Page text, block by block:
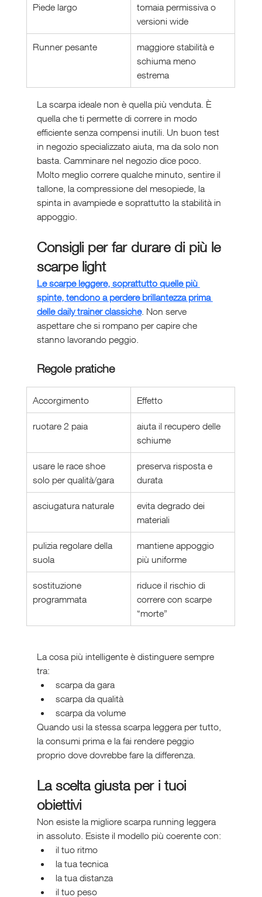
Piede largo
tomaia permissiva o
versioni wide
Runner pesante
maggiore stabilità e
schiuma meno
estrema
La scarpa ideale non è quella più venduta. È
quella che ti permette di correre in modo
efficiente senza compensi inutili. Un buon test
in negozio specializzato aiuta, ma da solo non
basta. Camminare nel negozio dice poco.
Molto meglio correre qualche minuto, sentire il
tallone, la compressione del mesopiede, la
spinta in avampiede e soprattutto la stabilità in
appoggio.
Consigli per far durare di più le
scarpe light
Le scarpe leggere, soprattutto quelle più
spinte, tendono a perdere brillantezza prima
delle daily trainer classiche. Non serve
aspettare che si rompano per capire che
stanno lavorando peggio.
Regole pratiche
Accorgimento Effetto
ruotare 2 paia
aiuta il recupero delle
schiume
usare le race shoe
solo per qualità/gara
preserva risposta e
durata
asciugatura naturale
evita degrado dei
materiali
pulizia regolare della
suola
mantiene appoggio
più uniforme
sostituzione
programmata
riduce il rischio di
correre con scarpe
“morte”
La cosa più intelligente è distinguere sempre
tra:
scarpa da gara
scarpa da qualità
scarpa da volume
Quando usi la stessa scarpa leggera per tutto,
la consumi prima e la fai rendere peggio
proprio dove dovrebbe fare la differenza.
La scelta giusta per i tuoi
obiettivi
Non esiste la migliore scarpa running leggera
in assoluto. Esiste il modello più coerente con:
il tuo ritmo
la tua tecnica
la tua distanza
il tuo peso